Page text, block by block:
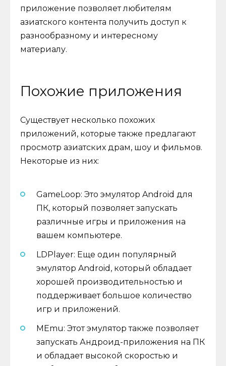
приложение позволяет любителям
азиатского контента получить доступ к
разнообразному и интересному
материалу.
Похожие приложения
Существует несколько похожих
приложений, которые также предлагают
просмотр азиатских драм, шоу и фильмов.
Некоторые из них:
GameLoop: Это эмулятор Android для
ПК, который позволяет запускать
различные игры и приложения на
вашем компьютере.
LDPlayer: Еще один популярный
эмулятор Android, который обладает
хорошей производительностью и
поддерживает большое количество
игр и приложений.
MEmu: Этот эмулятор также позволяет
запускать Андроид-приложения на ПК
и обладает высокой скоростью и